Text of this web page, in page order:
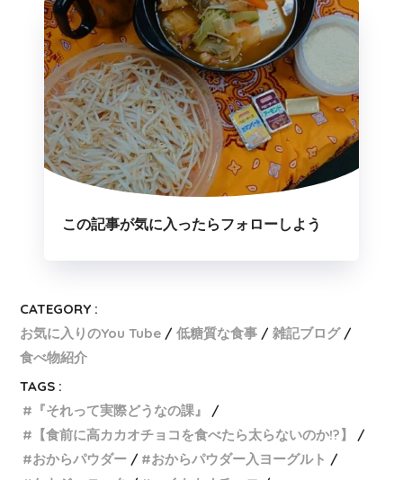
この記事が気に入ったらフォローしよう
CATEGORY :
お気に入りのYou Tube
低糖質な食事
雑記ブログ
食べ物紹介
TAGS :
『それって実際どうなの課』
【食前に高カカオチョコを食べたら太らないのか!?】
おからパウダー
おからパウダー入ヨーグルト